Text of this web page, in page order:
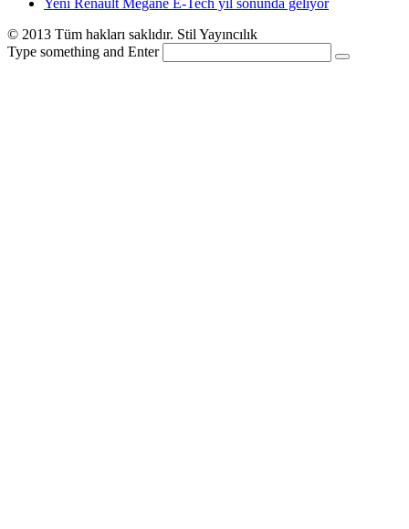
Yeni Renault Megane E-Tech yıl sonunda geliyor
© 2013 Tüm hakları saklıdır. Stil Yayıncılık
Type something and Enter